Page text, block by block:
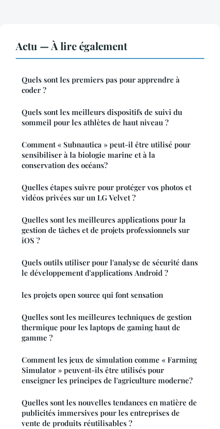
Actu — À lire également
Quels sont les premiers pas pour apprendre à
coder ?
Quels sont les meilleurs dispositifs de suivi du
sommeil pour les athlètes de haut niveau ?
Comment « Subnautica » peut-il être utilisé pour
sensibiliser à la biologie marine et à la
conservation des océans?
Quelles étapes suivre pour protéger vos photos et
vidéos privées sur un LG Velvet ?
Quelles sont les meilleures applications pour la
gestion de tâches et de projets professionnels sur
iOS ?
Quels outils utiliser pour l'analyse de sécurité dans
le développement d'applications Android ?
les projets open source qui font sensation
Quelles sont les meilleures techniques de gestion
thermique pour les laptops de gaming haut de
gamme ?
Comment les jeux de simulation comme « Farming
Simulator » peuvent-ils être utilisés pour
enseigner les principes de l'agriculture moderne?
Quelles sont les nouvelles tendances en matière de
publicités immersives pour les entreprises de
vente de produits réutilisables ?